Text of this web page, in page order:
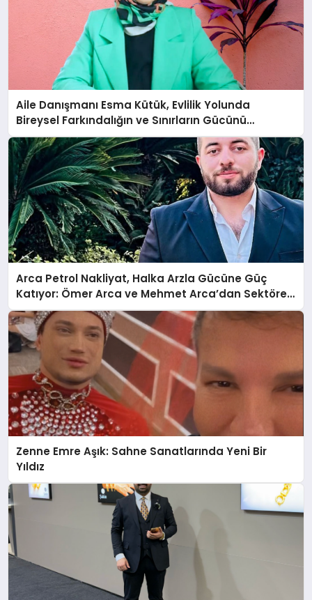
Aile Danışmanı Esma Kütük, Evlilik Yolunda
Bireysel Farkındalığın ve Sınırların Gücünü
Anlatıyor
Arca Petrol Nakliyat, Halka Arzla Gücüne Güç
Katıyor: Ömer Arca ve Mehmet Arca’dan Sektöre
Güçlü Yatırım
Zenne Emre Aşık: Sahne Sanatlarında Yeni Bir
Yıldız